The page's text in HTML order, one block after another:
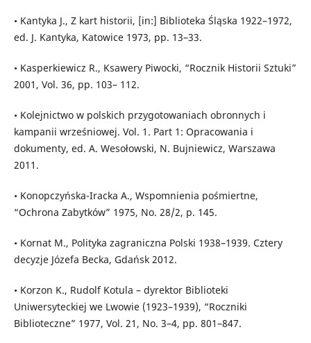
• Kantyka J., Z kart historii, [in:] Biblioteka Śląska 1922–1972,
ed. J. Kantyka, Katowice 1973, pp. 13–33.
• Kasperkiewicz R., Ksawery Piwocki, “Rocznik Historii Sztuki”
2001, Vol. 36, pp. 103– 112.
• Kolejnictwo w polskich przygotowaniach obronnych i
kampanii wrześniowej. Vol. 1. Part 1: Opracowania i
dokumenty, ed. A. Wesołowski, N. Bujniewicz, Warszawa
2011.
• Konopczyńska-Iracka A., Wspomnienia pośmiertne,
“Ochrona Zabytków” 1975, No. 28/2, p. 145.
• Kornat M., Polityka zagraniczna Polski 1938–1939. Cztery
decyzje Józefa Becka, Gdańsk 2012.
• Korzon K., Rudolf Kotula – dyrektor Biblioteki
Uniwersyteckiej we Lwowie (1923–1939), “Roczniki
Biblioteczne” 1977, Vol. 21, No. 3–4, pp. 801–847.